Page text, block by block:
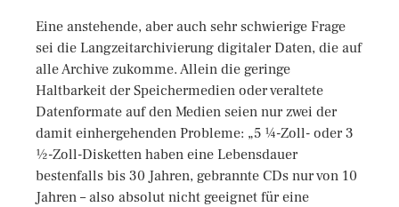
Eine anstehende, aber auch sehr schwierige Frage
sei die Langzeitarchivierung digitaler Daten, die auf
alle Archive zukomme. Allein die geringe
Haltbarkeit der Speichermedien oder veraltete
Datenformate auf den Medien seien nur zwei der
damit einhergehenden Probleme: „5 ¼-Zoll- oder 3
½-Zoll-Disketten haben eine Lebensdauer
bestenfalls bis 30 Jahren, gebrannte CDs nur von 10
Jahren – also absolut nicht geeignet für eine